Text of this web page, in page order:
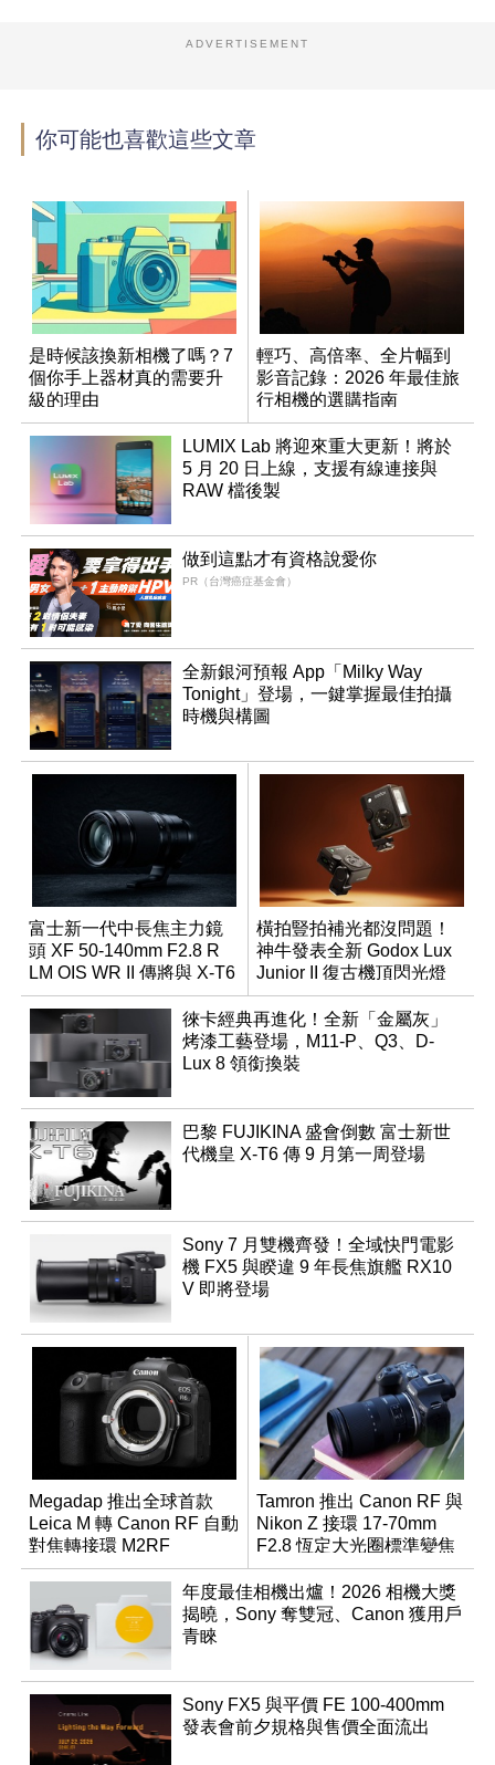
ADVERTISEMENT
你可能也喜歡這些文章
是時候該換新相機了嗎？7
個你手上器材真的需要升
級的理由
輕巧、高倍率、全片幅到
影音記錄：2026 年最佳旅
行相機的選購指南
LUMIX Lab 將迎來重大更新！將於
5 月 20 日上線，支援有線連接與
RAW 檔後製
做到這點才有資格說愛你
PR（台灣癌症基金會）
全新銀河預報 App「Milky Way
Tonight」登場，一鍵掌握最佳拍攝
時機與構圖
富士新一代中長焦主力鏡
頭 XF 50-140mm F2.8 R
LM OIS WR II 傳將與 X-T6
同步亮相
橫拍豎拍補光都沒問題！
神牛發表全新 Godox Lux
Junior II 復古機頂閃光燈
徠卡經典再進化！全新「金屬灰」
烤漆工藝登場，M11-P、Q3、D-
Lux 8 領銜換裝
巴黎 FUJIKINA 盛會倒數 富士新世
代機皇 X-T6 傳 9 月第一周登場
Sony 7 月雙機齊發！全域快門電影
機 FX5 與睽違 9 年長焦旗艦 RX10
V 即將登場
Megadap 推出全球首款
Leica M 轉 Canon RF 自動
對焦轉接環 M2RF
Tamron 推出 Canon RF 與
Nikon Z 接環 17-70mm
F2.8 恆定大光圈標準變焦
鏡
年度最佳相機出爐！2026 相機大獎
揭曉，Sony 奪雙冠、Canon 獲用戶
青睞
Sony FX5 與平價 FE 100-400mm
發表會前夕規格與售價全面流出